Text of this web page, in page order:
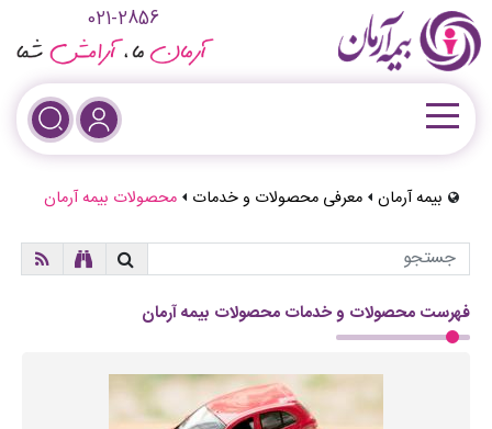
021-2856
بیمه آرمان معرفی محصولات و خدمات محصولات بیمه آرمان
فهرست محصولات و خدمات محصولات بیمه آرمان